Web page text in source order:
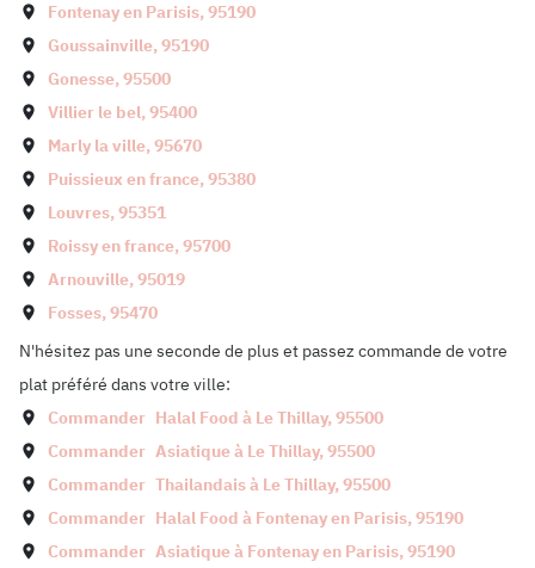
Fontenay en Parisis,95190
Goussainville,95190
Gonesse,95500
Villier le bel,95400
Marly la ville,95670
Puissieux en france,95380
Louvres,95351
Roissy en france,95700
Arnouville,95019
Fosses,95470
N'hésitez pas une seconde de plus et passez commande de votre
plat préféré dans votre ville:
Commander Halal Food à Le Thillay,95500
Commander Asiatique à Le Thillay,95500
Commander Thailandais à Le Thillay,95500
Commander Halal Food à Fontenay en Parisis,95190
Commander Asiatique à Fontenay en Parisis,95190